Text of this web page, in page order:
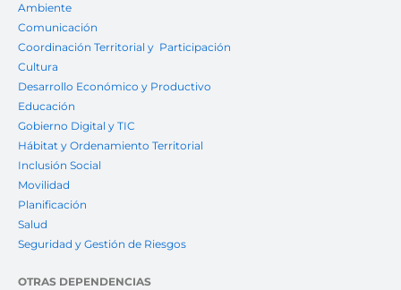
Ambiente
Comunicación
Coordinación Territorial y Participación
Cultura
Desarrollo Económico y Productivo
Educación
Gobierno Digital y TIC
Hábitat y Ordenamiento Territorial
Inclusión Social
Movilidad
Planificación
Salud
Seguridad y Gestión de Riesgos
OTRAS DEPENDENCIAS